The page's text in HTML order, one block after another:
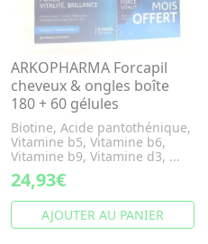
ARKOPHARMA Forcapil
cheveux & ongles boîte
180 + 60 gélules
Biotine, Acide pantothénique,
Vitamine b5, Vitamine b6,
Vitamine b9, Vitamine d3, ...
24,93€
AJOUTER AU PANIER